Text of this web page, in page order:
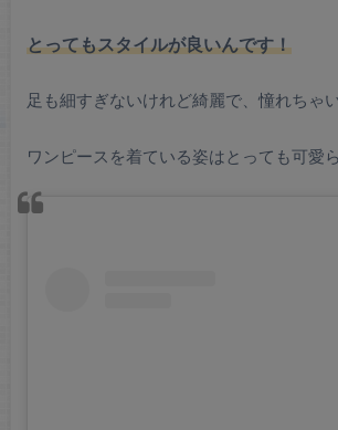
とってもスタイルが良いんです！
足も細すぎないけれど綺麗で、憧れちゃ
ワンピースを着ている姿はとっても可愛